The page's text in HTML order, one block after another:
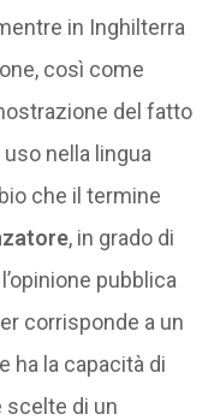
in Inghilterra
così come
del fatto
nella lingua
che il termine
, in grado di
pubblica
corrisponde a un
ha la capacità di
scelte di un